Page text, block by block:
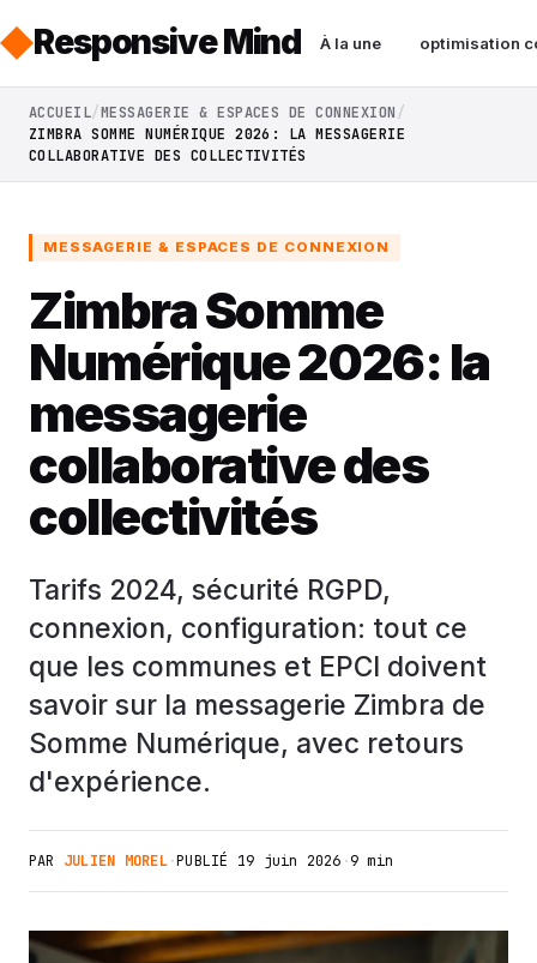
Responsive Mind À la une optimisation
ACCUEIL MESSAGERIE & ESPACES DE CONNEXION
ZIMBRA SOMME NUMÉRIQUE 2026: LA MESSAGERIE
COLLABORATIVE DES COLLECTIVITÉS
MESSAGERIE & ESPACES DE CONNEXION
Zimbra Somme
Numérique 2026: la
messagerie
collaborative des
collectivités
Tarifs 2024, sécurité RGPD,
connexion, configuration: tout ce
que les communes et EPCI doivent
savoir sur la messagerie Zimbra de
Somme Numérique, avec retours
d'expérience.
PAR JULIEN MOREL·PUBLIÉ 19 juin 2026 ·9 min